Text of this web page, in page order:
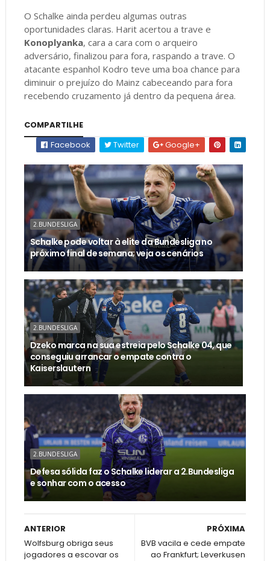
O Schalke ainda perdeu algumas outras
oportunidades claras. Harit acertou a trave e
Konoplyanka, cara a cara com o arqueiro
adversário, finalizou para fora, raspando a trave. O
atacante espanhol Kodro teve uma boa chance para
diminuir o prejuízo do Mainz cabeceando para fora
recebendo cruzamento já dentro da pequena área.
COMPARTILHE
Facebook
Twitter Google+
2.BUNDESLIGA
Schalke pode voltar à elite da Bundesliga no
próximo final de semana; veja os cenários
2.BUNDESLIGA
Dzeko marca na sua estreia pelo Schalke 04, que
conseguiu arrancar o empate contra o
Kaiserslautern
2.BUNDESLIGA
Defesa sólida faz o Schalke liderar a 2.Bundesliga
e sonhar com o acesso
PRÓXIMA
BVB vacila e cede empate
ao Frankfurt; Leverkusen
ANTERIOR
Wolfsburg obriga seus
jogadores a escovar os